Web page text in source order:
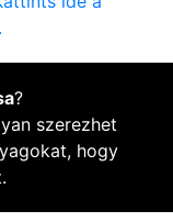
?
szerezhet
hogy